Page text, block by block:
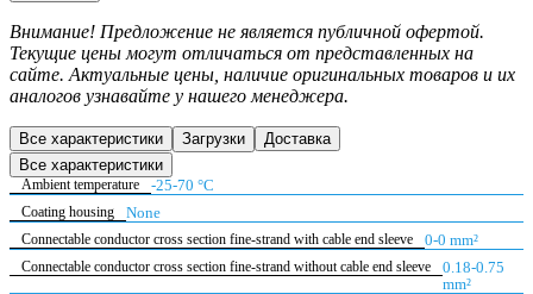
Внимание! Предложение не является публичной офертой.
Текущие цены могут отличаться от представленных на
сайте. Актуальные цены, наличие оригинальных товаров и их
аналогов узнавайте у нашего менеджера.
Все характеристики Загрузки
Доставка
Все характеристики
Ambient temperature -25-70 °C
Coating housing None
Connectable conductor cross section fine-strand with cable end sleeve 0-0 mm²
Connectable conductor cross section fine-strand without cable end sleeve
0.18-0.75
mm²